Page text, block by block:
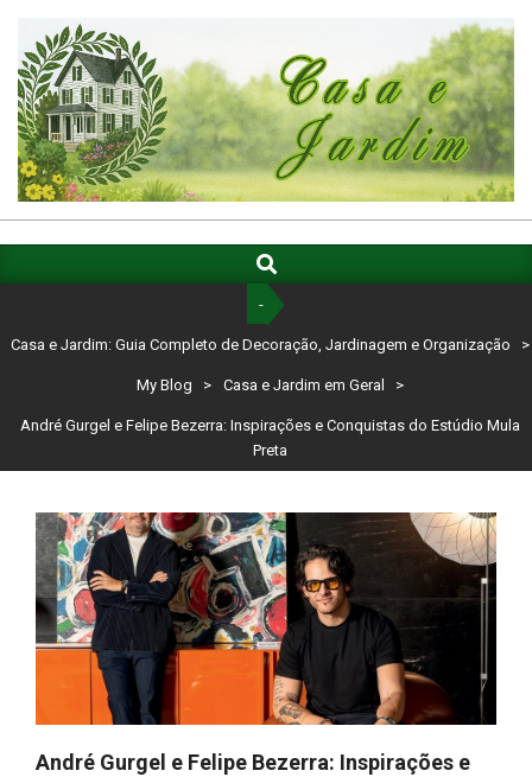
content
CASA
E
GUIA
COMPLETO
DE
DECORAÇÃO,
JARDINAGEM
E
ORGANIZAÇÃO
Navigation
Search
-
Casa e Jardim: Guia Completo de Decoração, Jardinagem e Organização >
My Blog > Casa e Jardim em Geral >
André Gurgel e Felipe Bezerra: Inspirações e Conquistas do Estúdio Mula
Preta
André Gurgel e Felipe Bezerra: Inspirações e